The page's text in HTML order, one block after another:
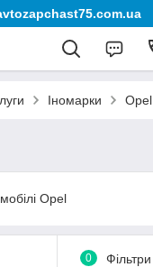
Іномарки Opel
Opel
0 Фільтри